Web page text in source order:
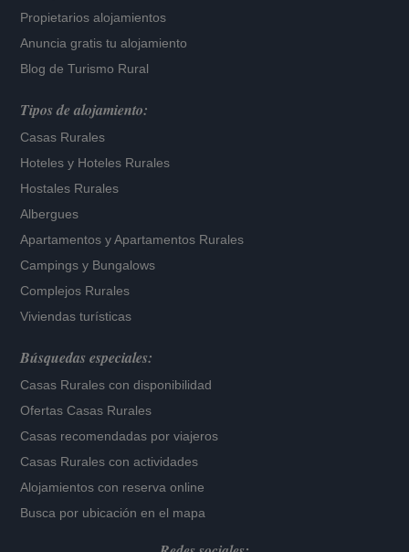
Propietarios alojamientos
Anuncia gratis tu alojamiento
Blog de Turismo Rural
Tipos de alojamiento:
Casas Rurales
Hoteles y Hoteles Rurales
Hostales Rurales
Albergues
Apartamentos yApartamentos Rurales
Campings y Bungalows
Complejos Rurales
Viviendas turísticas
Búsquedas especiales:
Casas Rurales con disponibilidad
Ofertas Casas Rurales
Casas recomendadas por viajeros
Casas Rurales con actividades
Alojamientos con reserva online
Busca por ubicación en el mapa